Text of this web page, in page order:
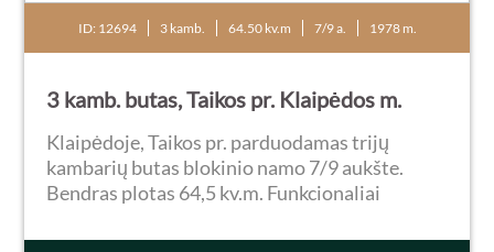
ID: 12694 3 kamb. 64.50 kv.m 7/9 a. 1978 m.
3 kamb. butas, Taikos pr. Klaipėdos m.
Klaipėdoje, Taikos pr. parduodamas trijų
kambarių butas blokinio namo 7/9 aukšte.
Bendras plotas 64,5 kv.m. Funkcionaliai
zona, du atskiri miegamieji, drabužinė,